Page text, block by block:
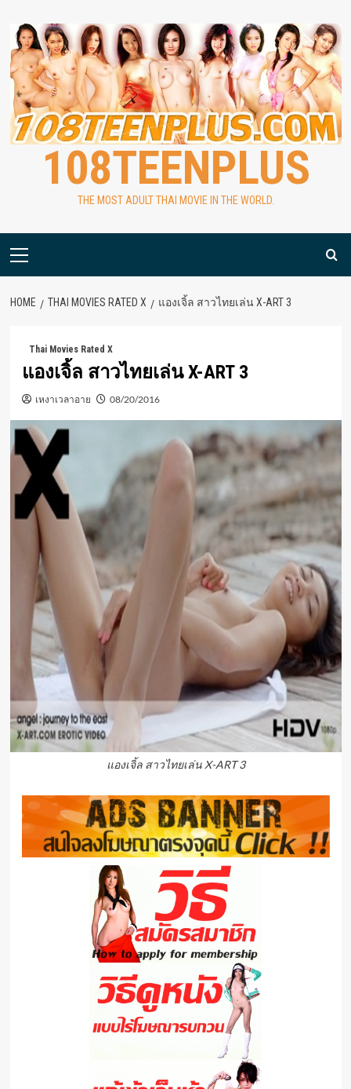
content
108TEENPLUS
THE MOST ADULT THAI MOVIE IN THE WORLD.
Primary
HOME THAI MOVIES RATED X แองเจิ้ล สาวไทยเล่น X-ART 3
Thai Movies Rated X
แองเจิ้ล สาวไทยเล่น X-ART 3
เหงาเวลาอาย 08/20/2016
แองเจิ้ล สาวไทยเล่น X-ART 3